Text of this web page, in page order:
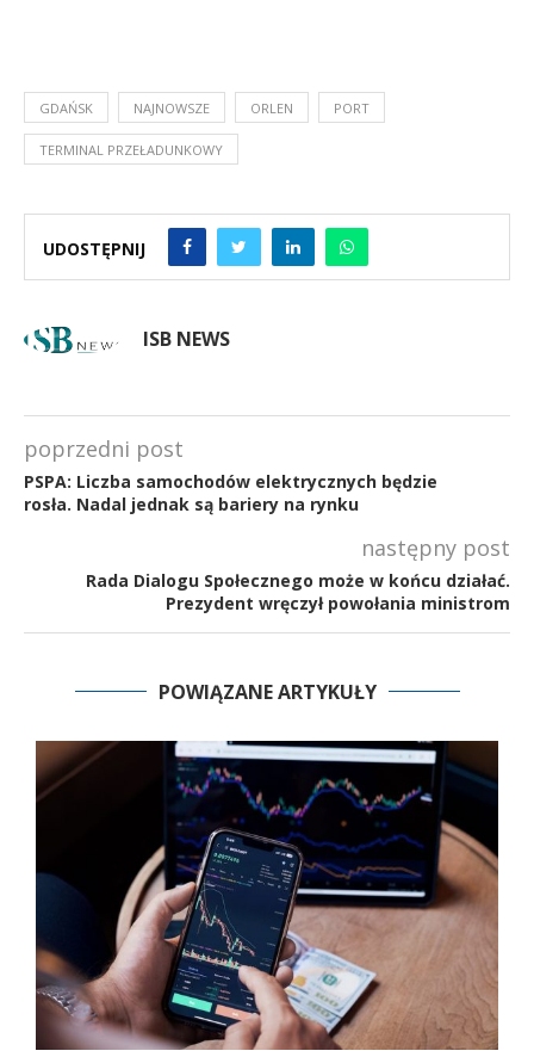
GDAŃSK NAJNOWSZE ORLEN PORT
TERMINAL PRZEŁADUNKOWY
UDOSTĘPNIJ
ISB NEWS
poprzedni post
PSPA: Liczba samochodów elektrycznych będzie
rosła. Nadal jednak są bariery na rynku
następny post
Rada Dialogu Społecznego może w końcu działać.
Prezydent wręczył powołania ministrom
POWIĄZANE ARTYKUŁY